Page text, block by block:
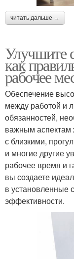
читать дальше →
Улучшите
как
рабочее
Обеспечение
между работой и
обязанностей,
важным
с близкими,
и многие другие
рабочее время и
вы создаете
в установленные
эффективности.